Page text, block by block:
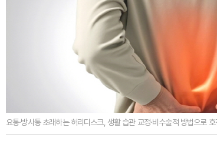
요통·방사통 초래하는 허리디스크, 생활 습관 교정·비수술적 방법으로